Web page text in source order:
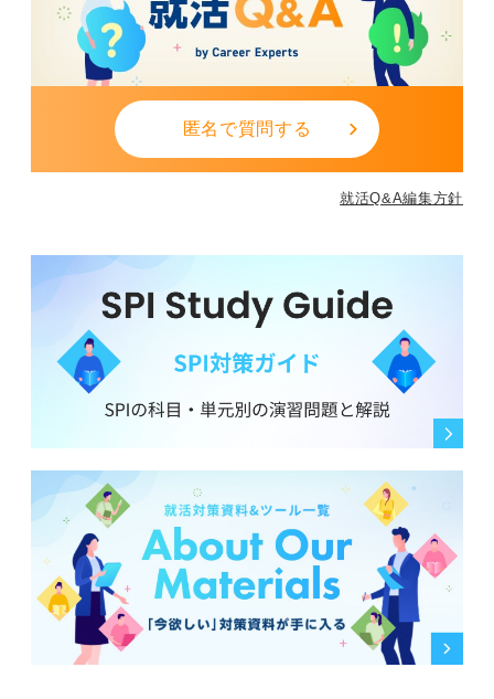
匿名で質問する
就活Q&A編集方針